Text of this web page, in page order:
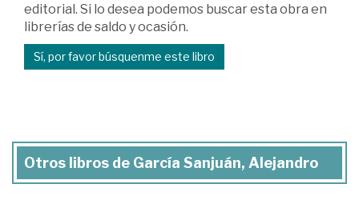
editorial. Si lo desea podemos buscar esta obra en
librerías de saldo y ocasión.
Sí, por favor búsquenme este libro
Otros libros de García Sanjuán, Alejandro